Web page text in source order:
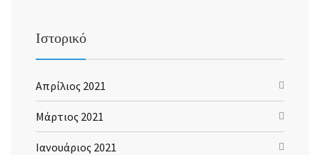
Ιστορικό
Απρίλιος 2021
Μάρτιος 2021
Ιανουάριος 2021